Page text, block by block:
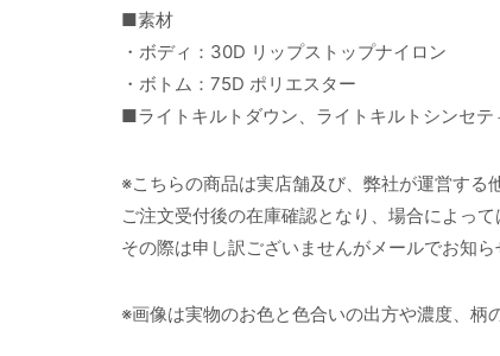
■素材
・ボディ：30D リップストップナイロン
・ボトム：75D ポリエスター
■ライトキルトダウン、ライトキルトシンセテ
※こちらの商品は実店舗及び、弊社が運営する
ご注文受付後の在庫確認となり、場合によっ
その際は申し訳ございませんがメールでお知ら
※画像は実物のお色と色合いの出方や濃度、柄